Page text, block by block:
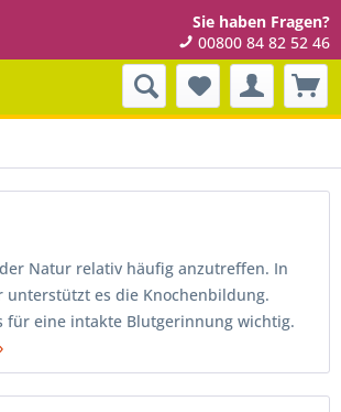
Sie haben Fragen?
00800 84 82 52 46
Natur relativ häufig anzutreffen. In
unterstützt es die Knochenbildung.
für eine intakte Blutgerinnung wichtig.